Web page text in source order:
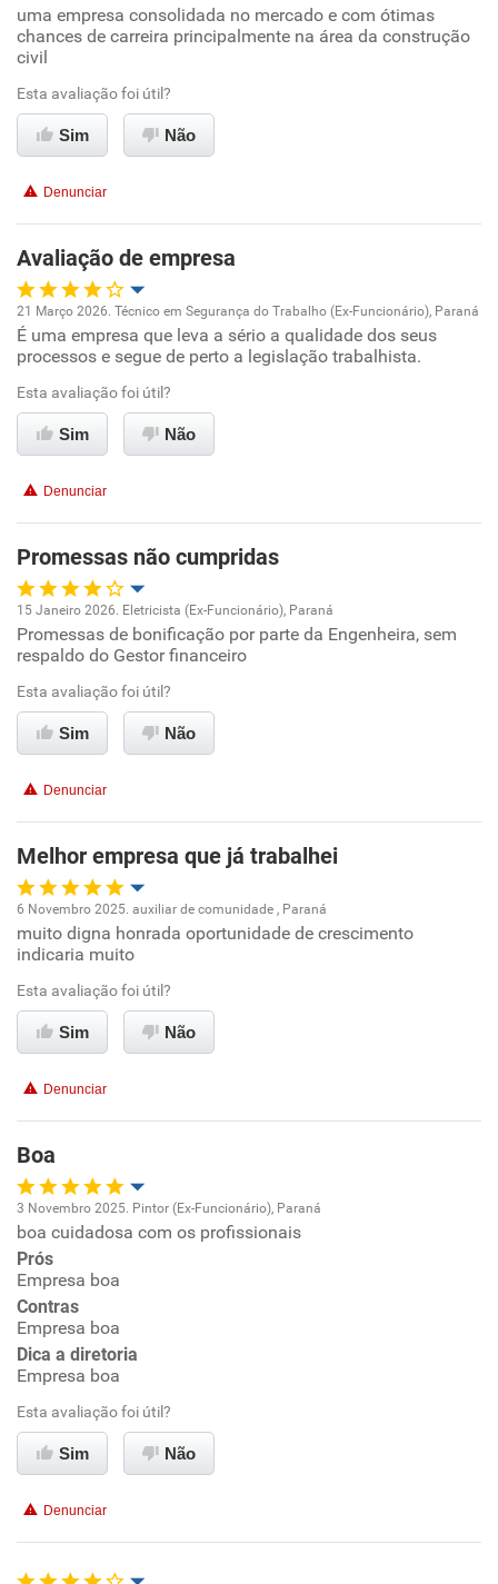
Oportunidade de promoção
Conciliação com a vida familiar
Recomenda a diretoria
uma empresa consolidada no mercado e com ótimas
chances de carreira principalmente na área da construção
civil
Esta avaliação foi útil?
Sim Não
Denunciar
Avaliação de empresa
Oportunidade de promoção
Ambiente de trabalho
Conciliação com a vida familiar
Recomenda esta empresa
Recomenda a diretoria
21 Março 2026. Técnico em Segurança do Trabalho (Ex-Funcionário), Paraná
É uma empresa que leva a sério a qualidade dos seus
processos e segue de perto a legislação trabalhista.
Esta avaliação foi útil?
Sim Não
Denunciar
Promessas não cumpridas
Oportunidade de promoção
Ambiente de trabalho
Conciliação com a vida familiar
Não recomenda esta empresa
Recomenda a diretoria
15 Janeiro 2026. Eletricista (Ex-Funcionário), Paraná
Promessas de bonificação por parte da Engenheira, sem
respaldo do Gestor financeiro
Esta avaliação foi útil?
Sim Não
Denunciar
Melhor empresa que já trabalhei
Oportunidade de promoção
Ambiente de trabalho
Conciliação com a vida familiar
Recomenda a diretoria
6 Novembro 2025. auxiliar de comunidade , Paraná
muito digna honrada oportunidade de crescimento
indicaria muito
Esta avaliação foi útil?
Sim Não
Denunciar
Boa
Oportunidade de promoção
Ambiente de trabalho
Conciliação com a vida familiar
Recomenda esta empresa
3 Novembro 2025. Pintor (Ex-Funcionário), Paraná
boa cuidadosa com os profissionais
Prós
Empresa boa
Contras
Empresa boa
Dica a diretoria
Empresa boa
Esta avaliação foi útil?
Sim Não
Denunciar